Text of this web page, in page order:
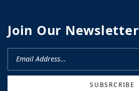
Join Our
SUBSRCRIBE